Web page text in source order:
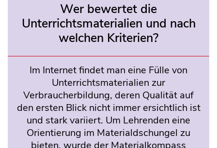
Wer bewertet die
Unterrichtsmaterialien und nach
welchen Kriterien?
Im Internet findet man eine Fülle von
Unterrichtsmaterialien zur
Verbraucherbildung, deren Qualität auf
den ersten Blick nicht immer ersichtlich ist
und stark variiert. Um Lehrenden eine
Orientierung im Materialdschungel zu
bieten, wurde der Materialkompass